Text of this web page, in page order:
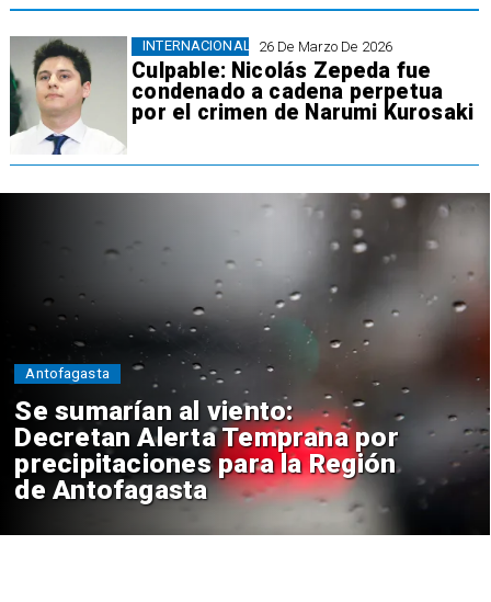
26 De Marzo De 2026
Culpable: Nicolás Zepeda fue
condenado a cadena perpetua
por el crimen de Narumi Kurosaki
INTERNACIONAL
Se sumarían al viento:
Decretan Alerta Temprana por
precipitaciones para la Región
de Antofagasta
Antofagasta